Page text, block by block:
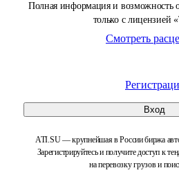
Полная информация и возможность
только с лицензией
Смотреть
Вход
ATI.SU — крупнейшая в России биржа
Зарегистрируйтесь и получите доступ к
на перевозку грузов и